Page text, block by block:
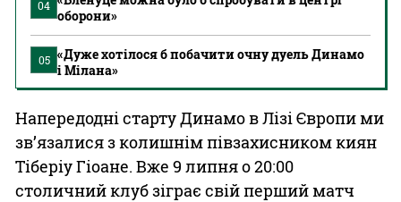
04
оборони»
05 «Дуже хотілося б побачити очну дуель Динамо
і Мілана»
Напередодні старту Динамо в Лізі Європи ми
зв’язалися з колишнім півзахисником киян
Тіберіу Гіоане. Вже 9 липня о 20:00
столичний клуб зіграє свій перший матч